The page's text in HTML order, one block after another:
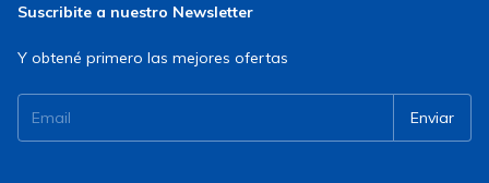
Suscribite a nuestro Newsletter
Y obtené primero las mejores ofertas